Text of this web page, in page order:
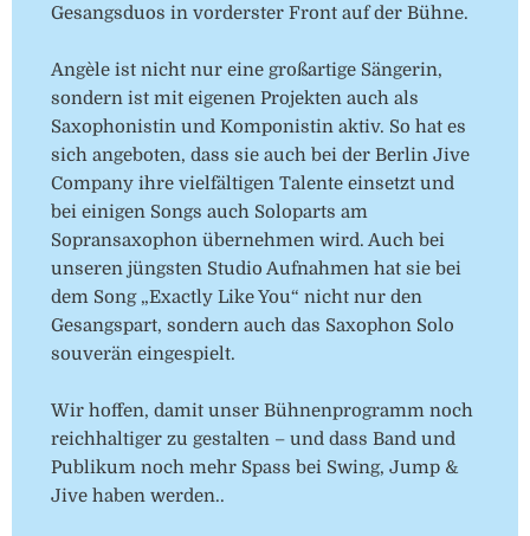
Gesangsduos in vorderster Front auf der Bühne.
Angèle ist nicht nur eine großartige Sängerin,
sondern ist mit eigenen Projekten auch als
Saxophonistin und Komponistin aktiv. So hat es
sich angeboten, dass sie auch bei der Berlin Jive
Company ihre vielfältigen Talente einsetzt und
bei einigen Songs auch Soloparts am
Sopransaxophon übernehmen wird. Auch bei
unseren jüngsten Studio Aufnahmen hat sie bei
dem Song „Exactly Like You“ nicht nur den
Gesangspart, sondern auch das Saxophon Solo
souverän eingespielt.
Wir hoffen, damit unser Bühnenprogramm noch
reichhaltiger zu gestalten – und dass Band und
Publikum noch mehr Spass bei Swing, Jump &
Jive haben werden..